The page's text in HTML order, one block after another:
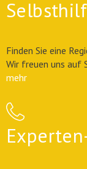
Finden Sie eine
Wir freuen uns auf
mehr